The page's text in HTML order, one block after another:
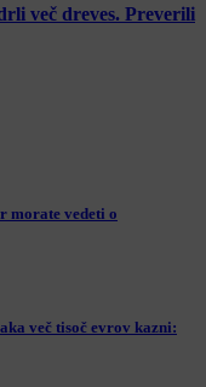
več dreves. Preverili
morate vedeti o
več tisoč evrov kazni: